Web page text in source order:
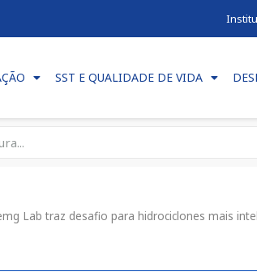
SST E QUALIDADE DE VIDA
Lab traz desafio para hidrociclones mais